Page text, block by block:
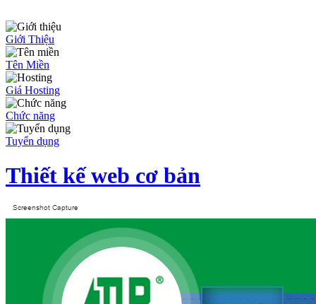
Giới Thiệu
Tên Miền
Giá Hosting
Chức năng
Tuyển dụng
Thiết kế web cơ bản